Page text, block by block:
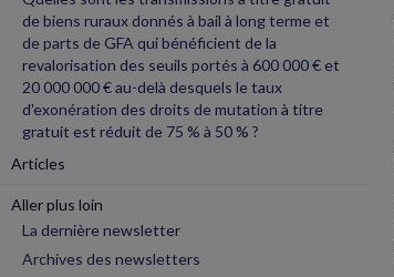
de biens ruraux donnés à bail à long terme et
de parts de GFA qui bénéficient de la
revalorisation des seuils portés à 600 000 € et
20 000 000 € au-delà desquels le taux
d'exonération des droits de mutation à titre
gratuit est réduit de 75 % à 50 % ?
Articles
Aller plus loin
La dernière newsletter
Archives des newsletters